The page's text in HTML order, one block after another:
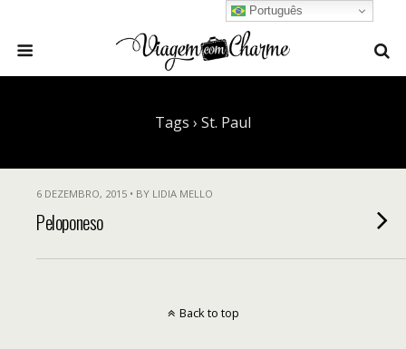
Tags › St. Paul
6 DEZEMBRO, 2015 • BY LIDIA MELLO
Peloponeso
Português
Back to top